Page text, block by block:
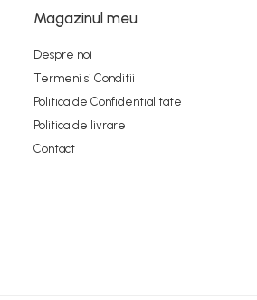
Magazinul meu
Despre noi
Termeni si Conditii
Politica de Confidentialitate
Politica de livrare
Contact